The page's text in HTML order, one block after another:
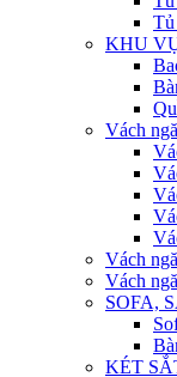
Tủ
KHU
Vách
Vách
Vách
SOFA,
KÉT